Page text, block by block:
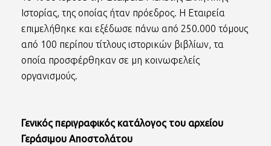
Ιστορίας, της οποίας ήταν πρόεδρος. Η Εταιρεία
επιμελήθηκε και εξέδωσε πάνω από 250.000 τόμους
από 100 περίπου τίτλους ιστορικών βιβλίων, τα
οποία προσφέρθηκαν σε μη κοινωφελείς
οργανισμούς.
Γενικός περιγραφικός κατάλογος του αρχείου
Γεράσιμου Αποστολάτου